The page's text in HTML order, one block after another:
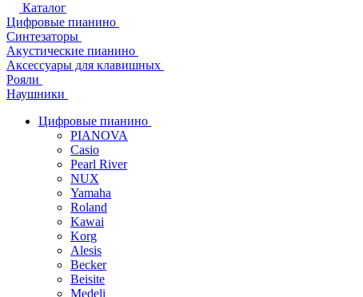
Каталог
Цифровые пианино
Синтезаторы
Акустические пианино
Аксессуары для клавишных
Рояли
Наушники
Цифровые пианино
PIANOVA
Casio
Pearl River
NUX
Yamaha
Roland
Kawai
Korg
Alesis
Becker
Beisite
Medeli